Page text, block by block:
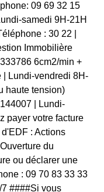
09 69 32 15
samedi 9H-21H
: 30 22 |
Immobilière
6cm2/min +
| Lundi-vendredi 8H-
haute tension)
| Lundi-
payer votre facture
: Actions
du
ou déclarer une
: 09 70 83 33 33
####Si vous